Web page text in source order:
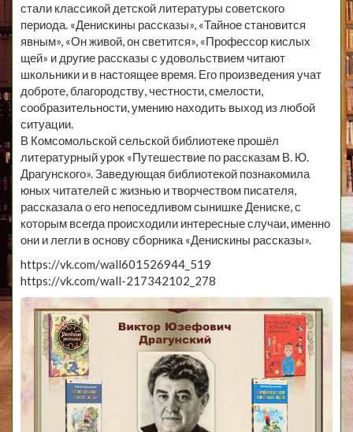
стали классикой детской литературы советского
периода. «Денискины рассказы», «Тайное становится
явным», «Он живой, он светится», «Профессор кислых
щей» и другие рассказы с удовольствием читают
школьники и в настоящее время. Его произведения учат
доброте, благородству, честности, смелости,
сообразительности, умению находить выход из любой
ситуации.
В Комсомольской сельской библиотеке прошёл
литературный урок «Путешествие по рассказам В. Ю.
Драгунского». Заведующая библиотекой познакомила
юных читателей с жизнью и творчеством писателя,
рассказала о его непоседливом сынишке Дениске, с
которым всегда происходили интересные случаи, именно
они и легли в основу сборника «Денискины рассказы».
https://vk.com/wall601526944_519
https://vk.com/wall-217342102_278